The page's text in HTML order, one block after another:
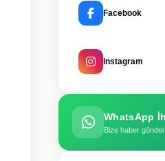
Facebook
Instagram
WhatsApp
Bize haber